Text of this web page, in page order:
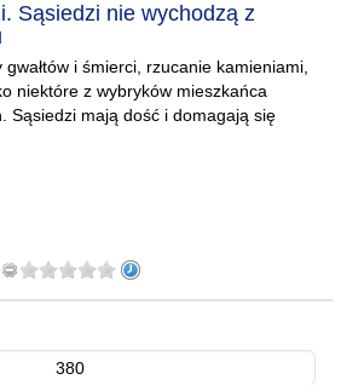
Sąsiedzi nie wychodzą z
i śmierci, rzucanie kamieniami,
niektóre z wybryków mieszkańca
Sąsiedzi mają dość i domagają się
380